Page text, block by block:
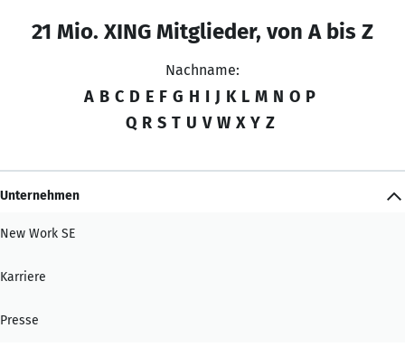
21 Mio. XING Mitglieder, von A bis Z
Nachname:
A B C D E F G H I J K L M N O P
Q R S T U V W X Y Z
Unternehmen
New Work SE
Karriere
Presse